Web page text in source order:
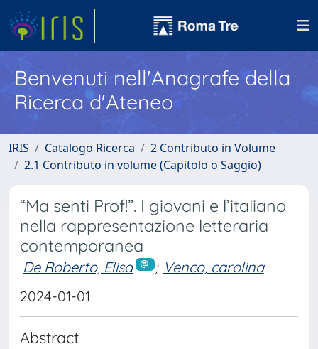
Benvenuti nell'Anagrafe della
Ricerca d'Ateneo
IRIS Catalogo Ricerca
2 Contributo in Volume
2.1 Contributo in volume (Capitolo o Saggio)
“Ma senti Prof!”. I giovani e l’italiano
nella rappresentazione letteraria
contemporanea
De Roberto, Elisa ; Venco, carolina
2024-01-01
Abstract